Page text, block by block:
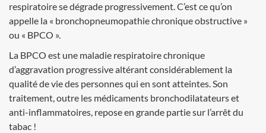
respiratoire se dégrade progressivement. C’est ce qu’on
appelle la « bronchopneumopathie chronique obstructive »
ou « BPCO ».
La BPCO est une maladie respiratoire chronique
d’aggravation progressive altérant considérablement la
qualité de vie des personnes qui en sont atteintes. Son
traitement, outre les médicaments bronchodilatateurs et
anti-inflammatoires, repose en grande partie sur l’arrêt du
tabac !